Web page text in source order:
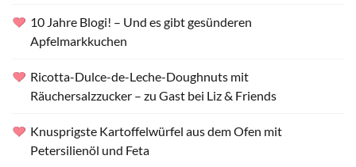
10 Jahre Blogi! – Und es gibt gesünderen
Apfelmarkkuchen
Ricotta-Dulce-de-Leche-Doughnuts mit
Räuchersalzzucker – zu Gast bei Liz & Friends
Knusprigste Kartoffelwürfel aus dem Ofen mit
Petersilienöl und Feta